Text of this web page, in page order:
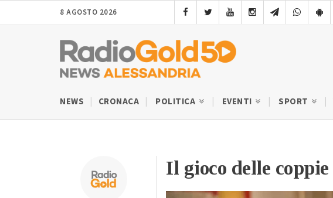
8 AGOSTO 2026
NEWS CRONACA POLITICA EVENTI SPORT
Il gioco delle coppie